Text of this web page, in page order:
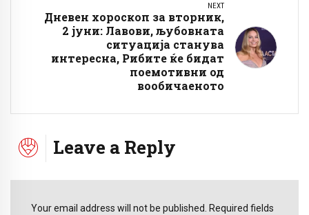
NEXT
Дневен хороскоп за вторник,
2 јуни: Лавови, љубовната
ситуација станува
интересна, Рибите ќе бидат
поемотивни од
вообичаеното
Leave a Reply
Your email address will not be published. Required fields